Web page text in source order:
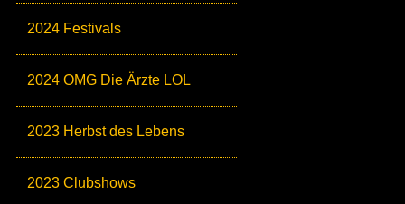
2024 Festivals
2024 OMG Die Ärzte LOL
2023 Herbst des Lebens
2023 Clubshows